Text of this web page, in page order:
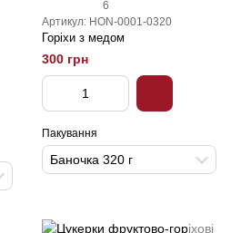
6
Артикул: HON-0001-0320
Горіхи з медом
300 грн
Пакування
Баночка 320 г